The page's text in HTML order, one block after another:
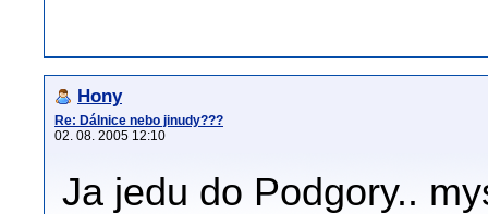
Hony
Re: Dálnice nebo jinudy???
02. 08. 2005 12:10
Ja jedu do Podgory..